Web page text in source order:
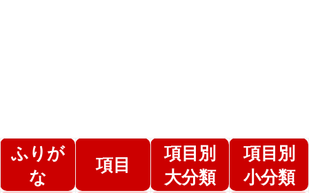
ふりが
な
項目
項目別
大分類
項目別
小分類